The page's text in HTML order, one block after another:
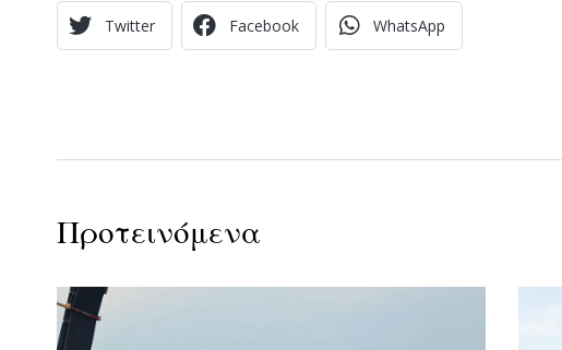
Twitter Facebook WhatsApp
Προτεινόμενα